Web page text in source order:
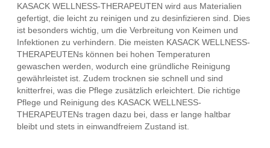
KASACK WELLNESS-THERAPEUTEN wird aus Materialien
gefertigt, die leicht zu reinigen und zu desinfizieren sind. Dies
ist besonders wichtig, um die Verbreitung von Keimen und
Infektionen zu verhindern. Die meisten KASACK WELLNESS-
THERAPEUTENs können bei hohen Temperaturen
gewaschen werden, wodurch eine gründliche Reinigung
gewährleistet ist. Zudem trocknen sie schnell und sind
knitterfrei, was die Pflege zusätzlich erleichtert. Die richtige
Pflege und Reinigung des KASACK WELLNESS-
THERAPEUTENs tragen dazu bei, dass er lange haltbar
bleibt und stets in einwandfreiem Zustand ist.